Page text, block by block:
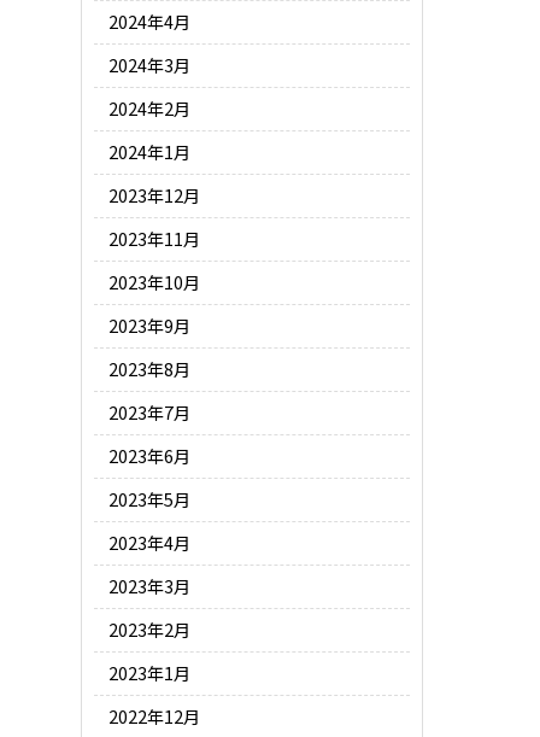
2024年4月
2024年3月
2024年2月
2024年1月
2023年12月
2023年11月
2023年10月
2023年9月
2023年8月
2023年7月
2023年6月
2023年5月
2023年4月
2023年3月
2023年2月
2023年1月
2022年12月